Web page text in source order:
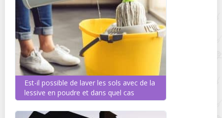
Est-il possible de laver les sols avec de la
lessive en poudre et dans quel cas